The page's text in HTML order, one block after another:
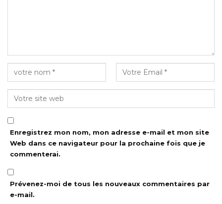
Enregistrez mon nom, mon adresse e-mail et mon site
Web dans ce navigateur pour la prochaine fois que je
commenterai.
Prévenez-moi de tous les nouveaux commentaires par
e-mail.